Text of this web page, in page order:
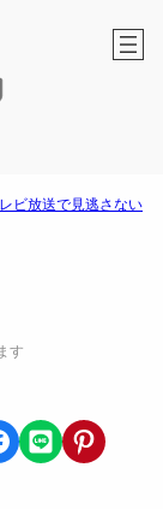
ビ放送で見逃さない
す
on Facebook
Share on LINEShare on